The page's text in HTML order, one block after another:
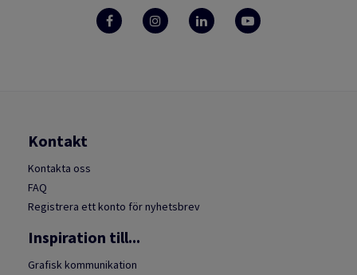
Kontakt
Kontakta oss
FAQ
Registrera ett konto för nyhetsbrev
Inspiration till...
Grafisk kommunikation